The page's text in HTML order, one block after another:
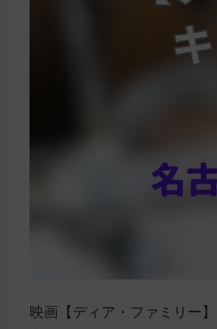
映画【ディア・ファミリー